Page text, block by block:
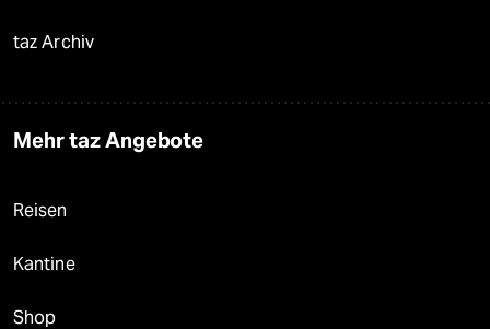
taz Archiv
Mehr taz Angebote
Reisen
Kantine
Shop